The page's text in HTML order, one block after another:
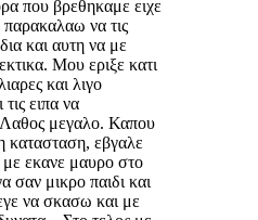
που βρεθηκαμε ειχε
παρακαλαω να τις
και αυτη να με
Μου εριξε κατι
και λιγο
τις ειπα να
Λαθος μεγαλο. Καπου
κατασταση, εβγαλε
με εκανε μαυρο στο
σαν μικρο παιδι και
να σκασω και με